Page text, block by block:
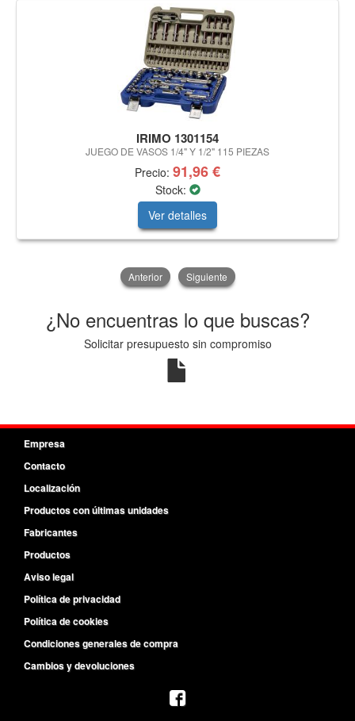
IRIMO 1301154
JUEGO DE VASOS 1/4" Y 1/2" 115 PIEZAS
Precio: 91,96 €
Stock:
Ver detalles
Anterior Siguiente
¿No encuentras lo que buscas?
Solicitar presupuesto sin compromiso
Empresa
Contacto
Localización
Productos con últimas unidades
Fabricantes
Productos
Aviso legal
Política de privacidad
Política de cookies
Condiciones generales de compra
Cambios y devoluciones